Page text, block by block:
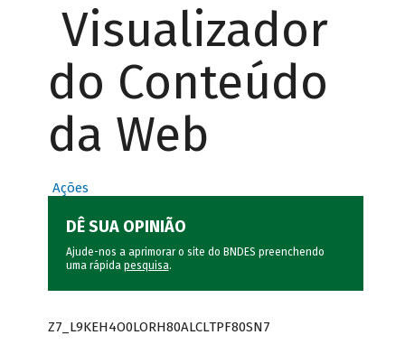
Visualizador
do Conteúdo
da Web
Ações
DÊ SUA OPINIÃO
Ajude-nos a aprimorar o site do BNDES preenchendo
uma rápida pesquisa.
Z7_L9KEH4O0LORH80ALCLTPF80SN7